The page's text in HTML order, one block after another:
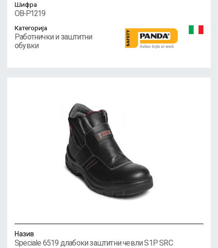
Шифра
OB-P1219
Категорија
Работнички и заштитни
обувки
Назив
Speciale 6519 длабоки заштитни чевли S1P SRC